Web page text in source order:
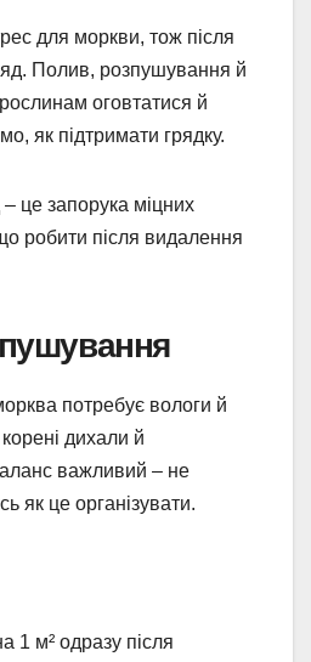
для моркви, тож після
Полив, розпушування й
оговтатися й
як підтримати грядку.
це запорука міцних
робити після видалення
потребує вологи й
дихали й
важливий – не
як це організувати.
1 м² одразу після